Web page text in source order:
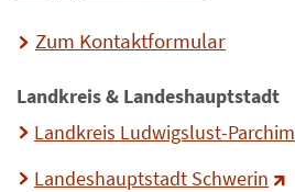
Zum Kontaktformular
Landkreis & Landeshauptstadt
Landkreis Ludwigslust-Parchim
Landeshauptstadt Schwerin